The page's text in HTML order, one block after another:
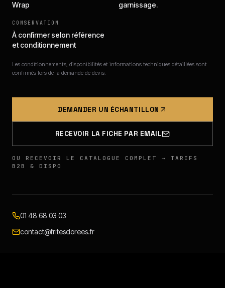
Wrap
garnissage.
CONSERVATION
À confirmer selon référence
et conditionnement
Les conditionnements, disponibilités et informations techniques détaillées sont
confirmés lors de la demande de devis.
DEMANDER UN ÉCHANTILLON
RECEVOIR LA FICHE PAR EMAIL
OU RECEVOIR LE CATALOGUE COMPLET → TARIFS
B2B & DISPO
01 48 68 03 03
contact@fritesdorees.fr